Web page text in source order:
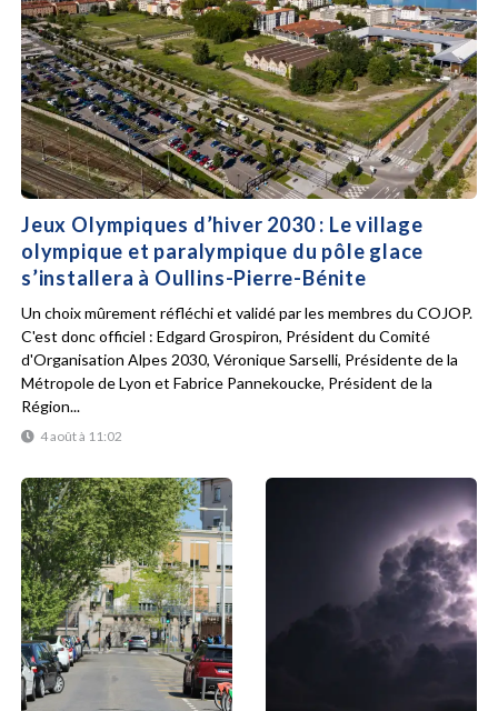
Jeux Olympiques d’hiver 2030 : Le village
olympique et paralympique du pôle glace
s’installera à Oullins-Pierre-Bénite
4 août à 11:02
Un choix mûrement réfléchi et validé par les membres du COJOP.
C'est donc officiel : Edgard Grospiron, Président du Comité
d'Organisation Alpes 2030, Véronique Sarselli, Présidente de la
Métropole de Lyon et Fabrice Pannekoucke, Président de la
Région...